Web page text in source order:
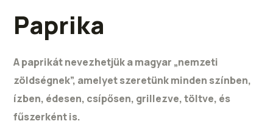
Paprika
A paprikát nevezhetjük a magyar „nemzeti
zöldségnek”, amelyet szeretünk minden színben,
ízben, édesen, csípősen, grillezve, töltve, és
fűszerként is.